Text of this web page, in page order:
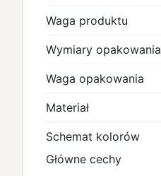
Waga produktu
Wymiary opakowania
Waga opakowania
Materiał
Schemat kolorów
Główne cechy